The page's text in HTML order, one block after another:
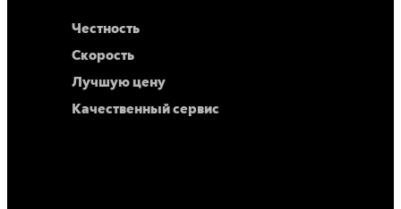
Честность
Скорость
Лучшую цену
Качественный сервис